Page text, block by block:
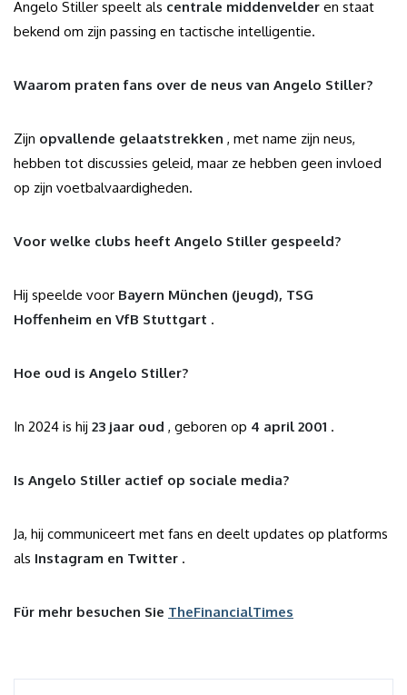
Angelo Stiller speelt als centrale middenvelder en staat
bekend om zijn passing en tactische intelligentie.
Waarom praten fans over de neus van Angelo Stiller?
Zijn opvallende gelaatstrekken , met name zijn neus,
hebben tot discussies geleid, maar ze hebben geen invloed
op zijn voetbalvaardigheden.
Voor welke clubs heeft Angelo Stiller gespeeld?
Hij speelde voor Bayern München (jeugd), TSG
Hoffenheim en VfB Stuttgart .
Hoe oud is Angelo Stiller?
In 2024 is hij 23 jaar oud , geboren op 4 april 2001 .
Is Angelo Stiller actief op sociale media?
Ja, hij communiceert met fans en deelt updates op platforms
als Instagram en Twitter .
Für mehr besuchen Sie TheFinancialTimes